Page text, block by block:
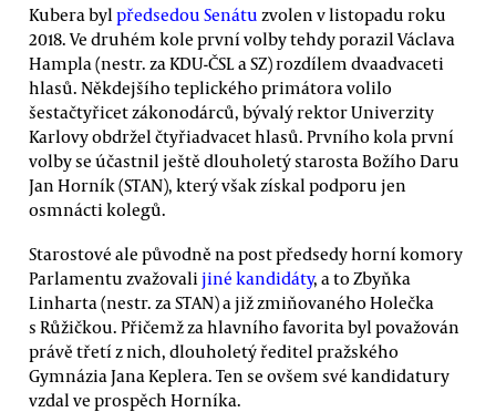
Kubera byl předsedou Senátu zvolen v listopadu roku
2018. Ve druhém kole první volby tehdy porazil Václava
Hampla (nestr. za KDU-ČSL a SZ) rozdílem dvaadvaceti
hlasů. Někdejšího teplického primátora volilo
šestačtyřicet zákonodárců, bývalý rektor Univerzity
Karlovy obdržel čtyřiadvacet hlasů. Prvního kola první
volby se účastnil ještě dlouholetý starosta Božího Daru
Jan Horník (STAN), který však získal podporu jen
osmnácti kolegů.
Starostové ale původně na post předsedy horní komory
Parlamentu zvažovali jiné kandidáty, a to Zbyňka
Linharta (nestr. za STAN) a již zmiňovaného Holečka
s Růžičkou. Přičemž za hlavního favorita byl považován
právě třetí z nich, dlouholetý ředitel pražského
Gymnázia Jana Keplera. Ten se ovšem své kandidatury
vzdal ve prospěch Horníka.